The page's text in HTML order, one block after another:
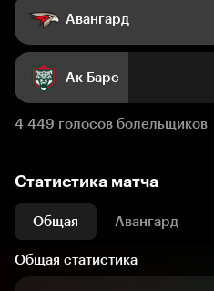
Авангард
Ак Барс
4 449 голосов болельщиков
Статистика матча
Общая Авангард
Общая статистика